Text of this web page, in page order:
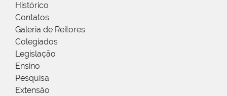
Histórico
Contatos
Galeria de Reitores
Colegiados
Legislação
Ensino
Pesquisa
Extensão